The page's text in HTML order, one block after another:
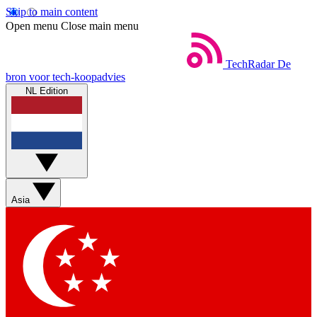
Skip to main content
Open menu Close main menu
TechRadar De
bron voor tech-koopadvies
NL Edition
Asia